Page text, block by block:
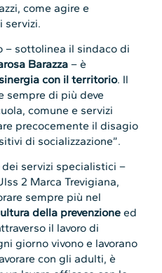
come agire e
servizi.
– sottolinea il sindaco di
Barazza – è
con il territorio. Il
sempre di più deve
comune e servizi
precocemente il disagio
di socializzazione”.
dei servizi specialistici –
2 Marca Trevigiana,
sempre più nel
della prevenzione ed
il lavoro di
giorno vivono e lavorano
con gli adulti, è